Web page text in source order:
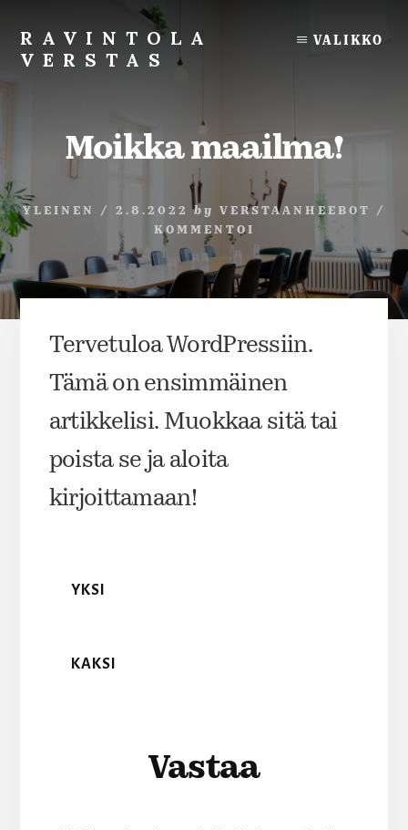
content
footer
RAVINTOLA
VERSTAS
VALIKKO
Moikka maailma!
YLEINEN / 2.8.2022 by VERSTAANHEEBOT
/
KOMMENTOI
Tervetuloa WordPressiin.
Tämä on ensimmäinen
artikkelisi. Muokkaa sitä tai
poista se ja aloita
kirjoittamaan!
YKSI
KAKSI
Lukijan
vuorovaikutus
Vastaa